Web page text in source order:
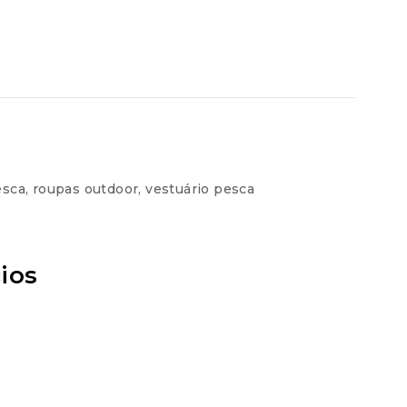
, roupas outdoor,vestuário pesca